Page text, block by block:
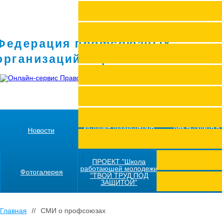
профсоюзных
Кировской области
Новости
История профсоюзов
Как вступить в
Фотогалерея
ПРОЕКТ "Школа
работающей молодежи
"ТВОЙ ТРУД ПОД
ЗАЩИТОЙ"
Главная // СМИ о профсоюзах